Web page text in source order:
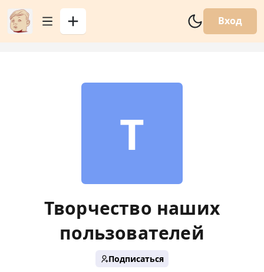
Вход
Т
Творчество наших
пользователей
Подписаться